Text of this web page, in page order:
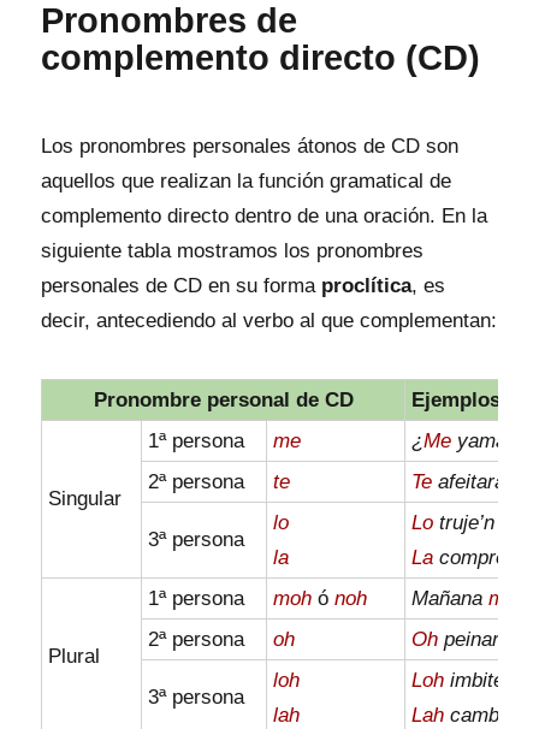
Pronombres de
complemento directo (CD)
Los pronombres personales átonos de CD son
aquellos que realizan la función gramatical de
complemento directo dentro de una oración. En la
siguiente tabla mostramos los pronombres
personales de CD en su forma proclítica, es
decir, antecediendo al verbo al que complementan:
Pronombre personal de CD Ejemplos
Singular
1ª persona me ¿Me yamah
2ª persona
te Te afeitará’r
3ª persona
lo
la
Lo truje’n la
La compré
Plural
1ª persona moh ónoh Mañanamoh
2ª persona
oh Oh peinarán
3ª persona
loh
lah
Loh imbité a
Lah